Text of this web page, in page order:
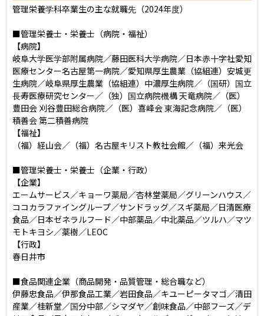
管理栄養学科卒業生の主な就職先（2024年度）
■管理栄養士・栄養士（病院・福祉）
【病院】
岐阜大学医学部附属病院／藤田医科大学病院／日本赤十字社愛知
医療センター名古屋第一病院／愛知県厚生農業（協組連）安城更
生病院／岐阜県厚生農業（協組連）中濃厚生病院／（国研）国立
長寿医療研究センター／（独）国立病院機構 天竜病院／（医）
豊田会 刈谷豊田総合病院／（医）喜峰会 東海記念病院／（医）
積善会 第二積善病院
【福祉】
（福）経山会／（福）名古屋キリスト教社会館／（福）来光会
■管理栄養士・栄養士（企業・行政）
【企業】
エームサービス／キョーワ薬局／杏林堂薬局／グリーンハウス／
ココカラファイングループ／サンドラッグ／スギ薬局／日清医療
食品／日本ゼネラルフード／中部薬品／中北薬品／ツルハ／マツ
モトキヨシ／薬樹／LEOC
【行政】
春日井市
■食品関連企業（商品開発・品質管理・総合職など）
伊藤忠食品／伊那食品工業／岩田食品／キユーピータマゴ／清田
産業／桂新堂／国分中部／シマダヤ／創味食品／中部フーズ／デ